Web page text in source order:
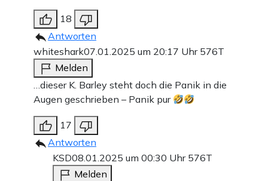
18
Antworten
whiteshark07.01.2025 um 20:17 Uhr 576T
Melden
…dieser K. Barley steht doch die Panik in die
Augen geschrieben – Panik pur
17
Antworten
KSD08.01.2025 um 00:30 Uhr 576T
Melden